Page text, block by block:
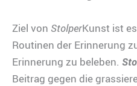
Ziel von StolperKunst ist
Routinen der Erinnerung
Erinnerung zu beleben.
Beitrag gegen die